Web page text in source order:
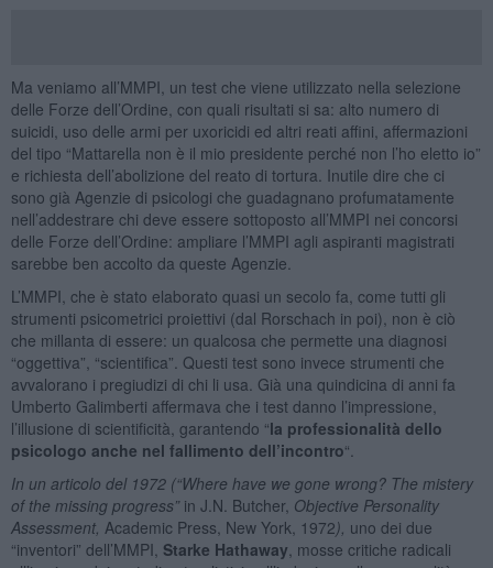
Ma veniamo all’MMPI, un test che viene utilizzato nella selezione
delle Forze dell’Ordine, con quali risultati si sa: alto numero di
suicidi, uso delle armi per uxoricidi ed altri reati affini, affermazioni
del tipo “Mattarella non è il mio presidente perché non l’ho eletto io”
e richiesta dell’abolizione del reato di tortura. Inutile dire che ci
sono già Agenzie di psicologi che guadagnano profumatamente
nell’addestrare chi deve essere sottoposto all’MMPI nei concorsi
delle Forze dell’Ordine: ampliare l’MMPI agli aspiranti magistrati
sarebbe ben accolto da queste Agenzie.
L’MMPI, che è stato elaborato quasi un secolo fa, come tutti gli
strumenti psicometrici proiettivi (dal Rorschach in poi), non è ciò
che millanta di essere: un qualcosa che permette una diagnosi
“oggettiva”, “scientifica”. Questi test sono invece strumenti che
avvalorano i pregiudizi di chi li usa. Già una quindicina di anni fa
Umberto Galimberti affermava che i test danno l’impressione,
l’illusione di scientificità, garantendo “la professionalità dello
psicologo anche nel fallimento dell’incontro“.
In un articolo del 1972 (“Where have we gone wrong? The mistery
of the missing progress” in J.N. Butcher, Objective Personality
Assessment, Academic Press, New York, 1972), uno dei due
“inventori” dell’MMPI, Starke Hathaway , mosse critiche radicali